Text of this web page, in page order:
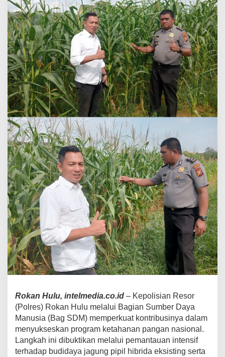
Baru
Rokan Hulu, intelmedia.co.id – Kepolisian Resor
(Polres) Rokan Hulu melalui Bagian Sumber Daya
Manusia (Bag SDM) memperkuat kontribusinya dalam
menyukseskan program ketahanan pangan nasional.
Langkah ini dibuktikan melalui pemantauan intensif
terhadap budidaya jagung pipil hibrida eksisting serta